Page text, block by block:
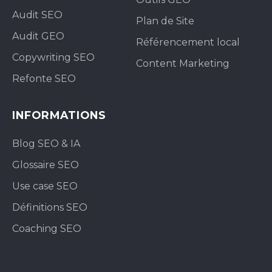
Audit SEO
Audit GEO
Copywriting SEO
Refonte SEO
Plan de Site
Référencement local
Content Marketing
INFORMATIONS
Blog SEO & IA
Glossaire SEO
Use case SEO
Définitions SEO
Coaching SEO